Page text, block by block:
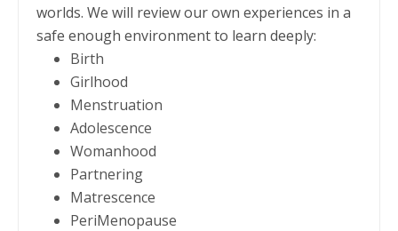
worlds. We will review our own experiences in a
safe enough environment to learn deeply:
Birth
Girlhood
Menstruation
Adolescence
Womanhood
Partnering
Matrescence
PeriMenopause